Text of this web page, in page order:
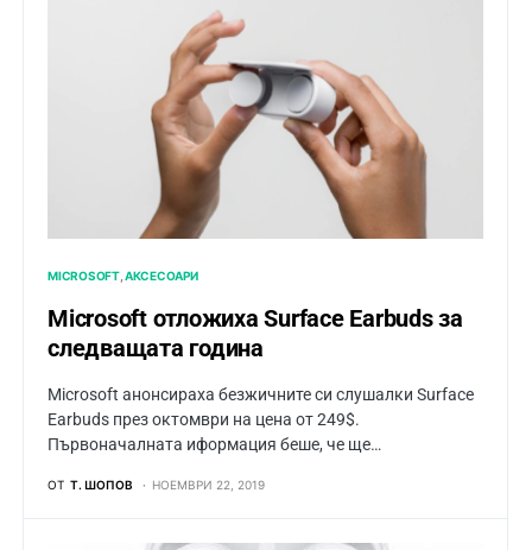
MICROSOFT АКСЕСОАРИ
Microsoft отложиха Surface Earbuds за
следващата година
Microsoft анонсираха безжичните си слушалки Surface
Earbuds през октомври на цена от 249$.
Първоначалната иформация беше, че ще…
ОТ Т. ШОПОВ НОЕМВРИ 22, 2019